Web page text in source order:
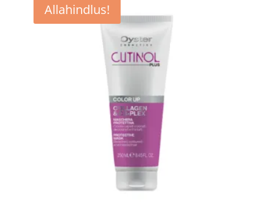
Allahindlus!